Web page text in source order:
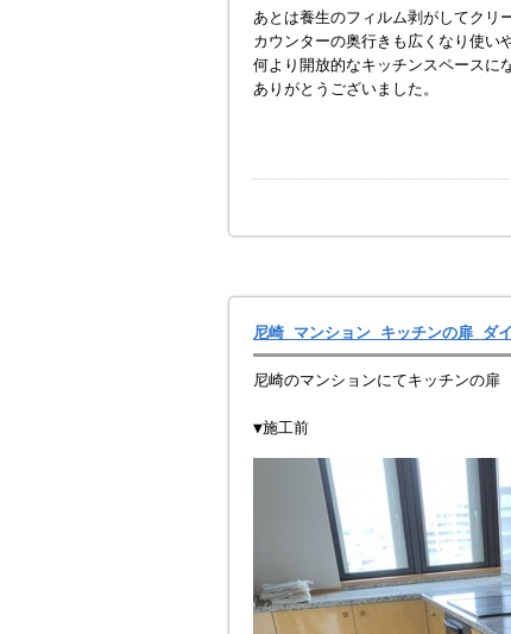
あとは養生のフィルム剥がしてクリ
カウンターの奥行きも広くなり使い
何より開放的なキッチンスペースに
ありがとうございました。
尼崎 マンション キッチンの扉 ダ
尼崎のマンションにてキッチンの扉
▼施工前